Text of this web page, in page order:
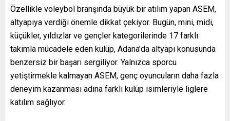
Özellikle voleybol branşında büyük bir atılım yapan ASEM,
altyapıya verdiği önemle dikkat çekiyor. Bugün, mini, midi,
küçükler, yıldızlar ve gençler kategorilerinde 17 farklı
takımla mücadele eden kulüp, Adana’da altyapı konusunda
benzersiz bir başarı sergiliyor. Yalnızca sporcu
yetiştirmekle kalmayan ASEM, genç oyuncuların daha fazla
deneyim kazanması adına farklı kulüp isimleriyle liglere
katılım sağlıyor.